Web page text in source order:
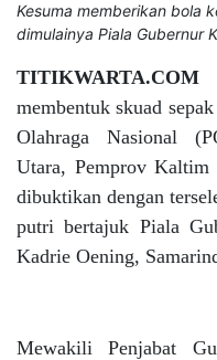
Kesuma memberikan bola
dimulainya Piala Gubernur
membentuk skuad
Olahraga Nasional
Utara, Pemprov Kaltim
dibuktikan dengan
putri bertajuk Piala
Kadrie Oening,
Mewakili Penjabat